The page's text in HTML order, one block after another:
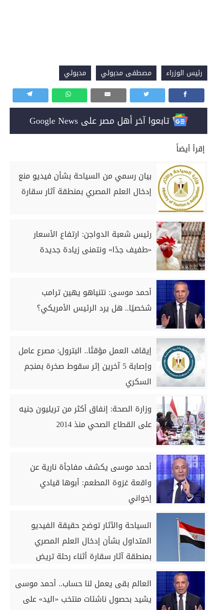
رئيس الوزراء مصطفى مدبولي مدبولي
تابعوا آخر أهل مصر على Google News
إقرأ أيضاً
بيان رسمي من السياحة بشأن فيديو منع
إدخال العلم المصري بمنطقة آثار سقارة
رئيس شعبة الدواجن: ارتفاع الأسعار
«طفيف جدًا» ونتمنى زيادة جديدة
أحمد موسى: نتنياهو يهين ترامب
شخصيًا.. هل يرد الرئيس الأمريكي؟
إيقاف العمل مؤقتًا.. البترول: مصرع عامل
وإصابة 5 آخرين إثر سقوط صخرة بمنجم
السكري
وزارة الصحة: إنفاق أكثر من تريليون جنيه
على القطاع الصحي منذ 2014
أحمد موسى يكشف مفاجأة نارية عن
واقعة غزوة المطعم: أبوها قيادي
إخواني
السياحة والآثار توضح حقيقة الفيديو
المتداول بشأن إدخال العلم المصري
بمنطقة آثار سقارة أثناء رحلة تريض
العالم بقى يعمل لنا حساب.. أحمد موسى
يشيد بحصول ناشئات منتخب «اليد» على